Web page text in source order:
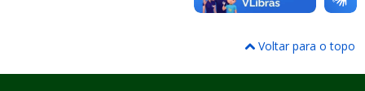
Voltar para o topo